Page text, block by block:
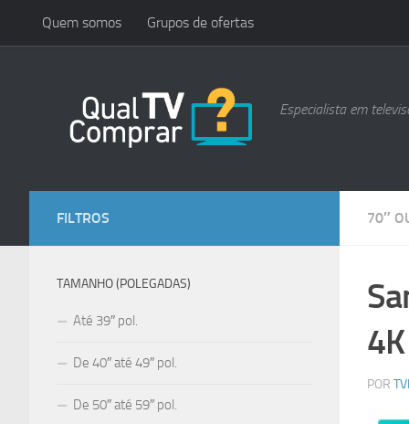
Skip to content
Quem somos Grupos de ofertas
Especialista em
70″
POR
FILTROS
TAMANHO (POLEGADAS)
Até 39″ pol.
De 40″ até 49″ pol.
De 50″ até 59″ pol.